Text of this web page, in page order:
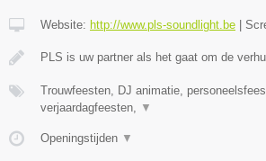
Website: http://www.pls-soundlight.be
PLS is uw partner als het gaat om de
Trouwfeesten, DJ animatie,
verjaardagfeesten, ▼
Openingstijden ▼